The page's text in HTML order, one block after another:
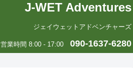
J-WET Adventures
ジェイウェットアドベンチャーズ
営業時間 8:00 - 17:00 090-1637-6280